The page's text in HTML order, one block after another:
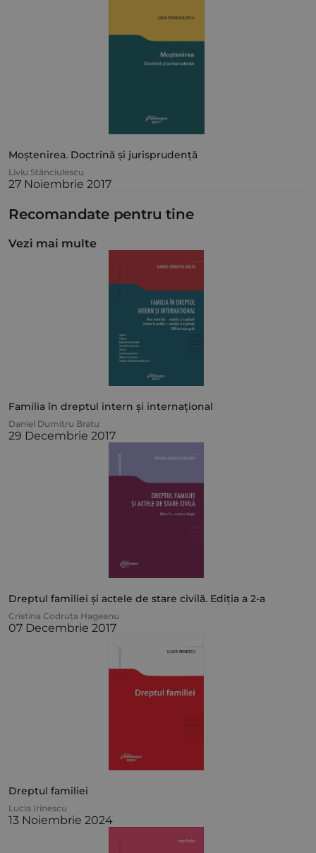
Moștenirea. Doctrină și jurisprudență
Liviu Stănciulescu
27 Noiembrie 2017
Recomandate pentru tine
Vezi mai multe
Familia în dreptul intern și internațional
Daniel Dumitru Bratu
29 Decembrie 2017
Dreptul familiei și actele de stare civilă. Ediția a 2-a
Cristina Codruța Hageanu
07 Decembrie 2017
Dreptul familiei
Lucia Irinescu
13 Noiembrie 2024